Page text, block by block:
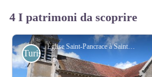
4 I patrimoni da scoprire
Église Saint-Pancrace à Saint-Brancher - Amis saint Colomban
Turistiche